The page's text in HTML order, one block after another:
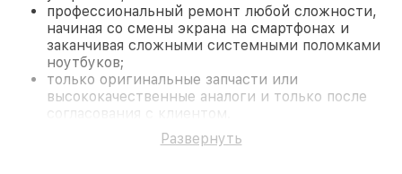
профессиональный ремонт любой сложности,
начиная со смены экрана на смартфонах и
заканчивая сложными системными поломками
ноутбуков;
только оригинальные запчасти или
высококачественные аналоги и только после
согласования с клиентом.
На все работы и замененные комплектующие
предоставляется длительная гарантия. В случае
Развернуть